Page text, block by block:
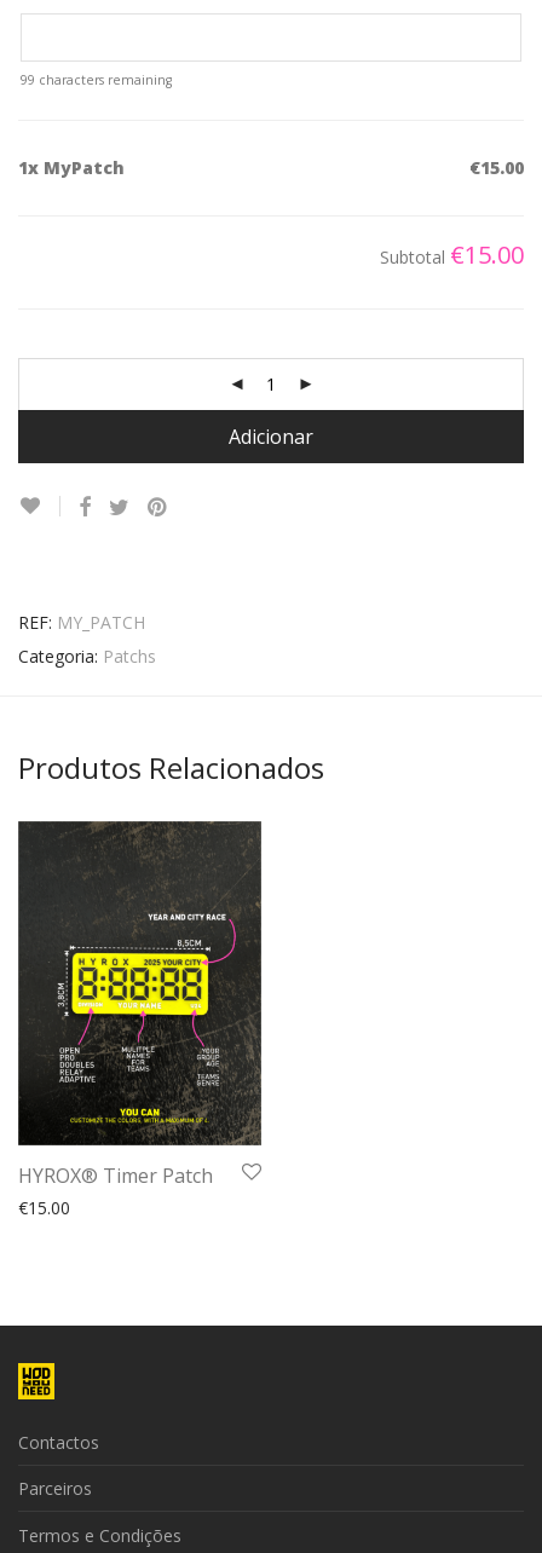
99 characters remaining
1x MyPatch €15.00
Subtotal €15.00
Adicionar
REF: MY_PATCH
Categoria: Patchs
Produtos Relacionados
HYROX® Timer Patch
€15.00
Contactos
Parceiros
Termos e Condições